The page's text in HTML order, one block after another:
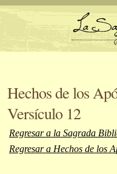
Hechos de los
Versículo 12
Regresar a la Sagrada
Regresar a Hechos de los